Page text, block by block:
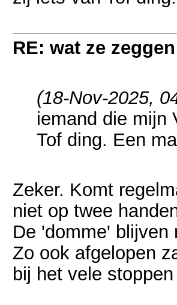
RE: wat ze zeggen
(18-Nov-2025,
iemand die mijn
Tof ding. Een
Zeker. Komt
niet op twee
De 'domme' blijven
Zo ook afgelopen
bij het vele